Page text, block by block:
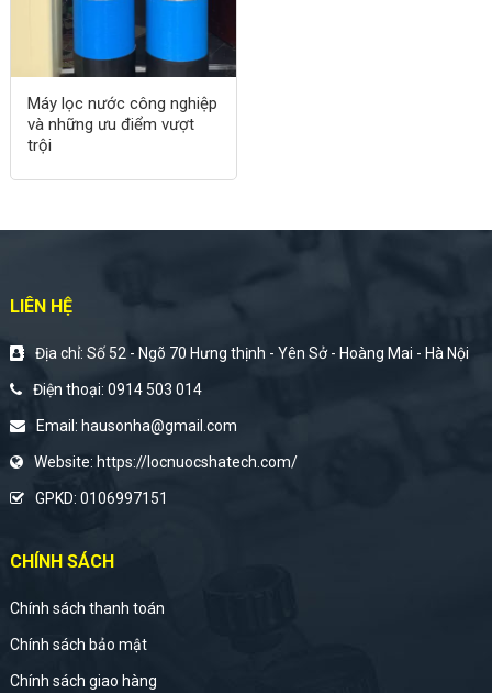
Máy lọc nước công nghiệp
và những ưu điểm vượt
trội
LIÊN HỆ
Địa chỉ: Số 52 - Ngõ 70 Hưng thịnh - Yên Sở - Hoàng Mai - Hà Nội
Điện thoại:0914 503 014
Email: hausonha@gmail.com
Website: https://locnuocshatech.com/
GPKD: 0106997151
CHÍNH SÁCH
Chính sách thanh toán
Chính sách bảo mật
Chính sách giao hàng